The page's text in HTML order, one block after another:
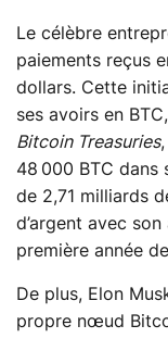
Le célèbre
paiements reçus
dollars. Cette
ses avoirs en
Bitcoin Treasuries,
48 000 BTC dans
de 2,71 milliards
d’argent avec
première année
De plus, Elon
propre nœud